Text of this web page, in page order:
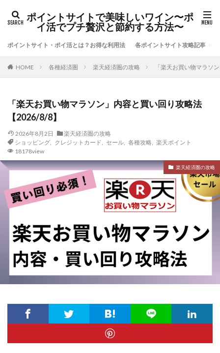
ポイントサイトで美味しいワイン〜ポ
イ活でプチ贅沢と節約する方法〜
ポイントサイト・ポイ活とは？お得な利用法 各ポイントサイト攻略記事
HOME 各種経済圏 楽天経済圏の攻略 「楽天お買い物マラソ
「楽天お買い物マラソン」内容と買い回り攻略法
【2026/8/8】
2026年8月2日
楽天経済圏の攻略
ショッピング, クレジットカード セール, 各種攻略, 楽天ポイント
18178view
楽天経済圏の攻略